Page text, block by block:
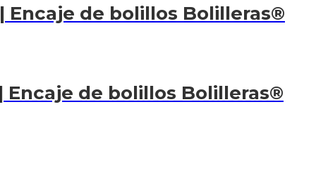
de bolillos Bolilleras®
de bolillos Bolilleras®